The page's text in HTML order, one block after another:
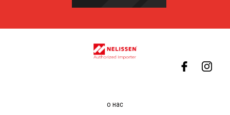
о нас